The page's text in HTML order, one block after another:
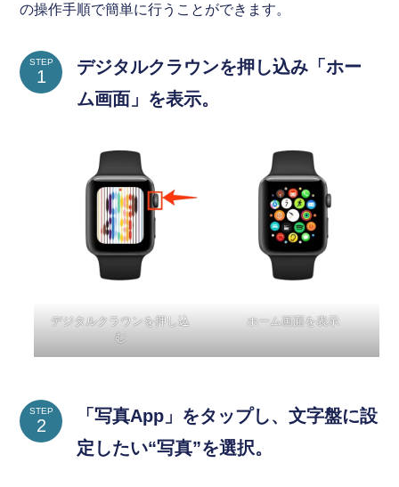
の操作手順で簡単に行うことができます。
STEP
デジタルクラウンを押し込み「ホー
ム画面」を表示。
デジタルクラウンを押し込
む
ホーム画面を表示
STEP
「写真App」をタップし、文字盤に設
定したい“写真”を選択。